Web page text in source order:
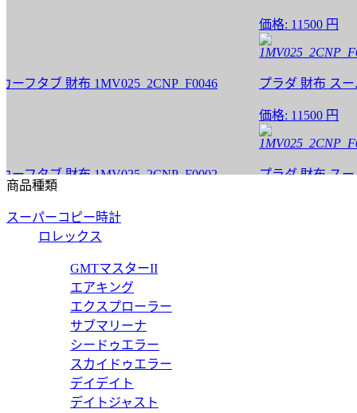
タブ 財布 1MV025_2CNP_F0046
タブ 財布 1MV025_2CNP_F0002
ブ 財布 1ML018_2CNP_F0046
ブ 財布 1ML018_2CNP_F0002
価格:11500 円
1MV025_2CNP_F0046
プラダ 財布 スーパ
価格:11500 円
1MV025_2CNP_F0002
プラダ 財布 スーパー
商品種類
スーパーコピー時計
ロレックス
GMTマスターII
エアキング
エクスプローラー
サブマリーナ
シードゥエラー
スカイドゥエラー
デイデイト
デイトジャスト